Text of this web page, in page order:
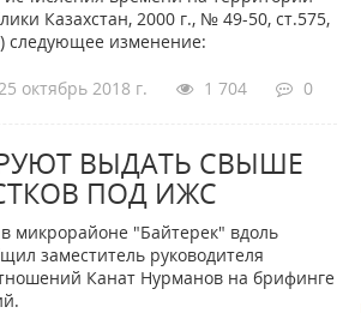
Казахстан, 2000 г., № 49-50, ст.575,
следующее изменение:
октябрь 2018 г. 1 704 0
ВЫДАТЬ СВЫШЕ
ПОД ИЖС
микрорайоне "Байтерек" вдоль
заместитель руководителя
Канат Нурманов на брифинге